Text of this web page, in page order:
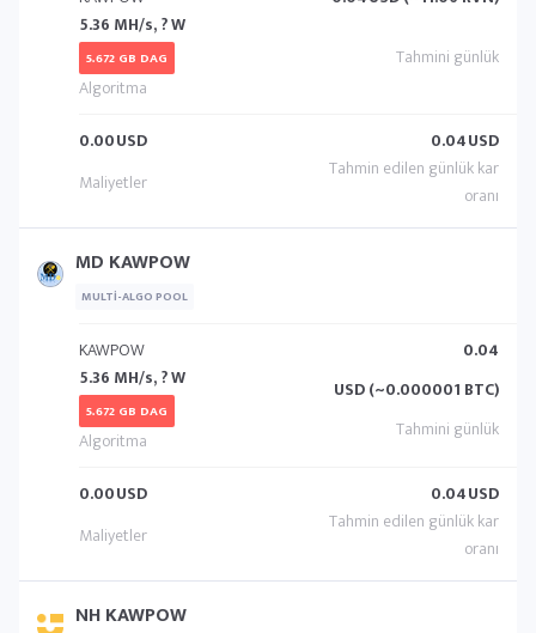
5.36 MH/s, ? W
5.672 GB DAG
0.00USD 0.04USD
MD KAWPOW
MULTI-ALGO POOL
KAWPOW
5.36 MH/s, ? W
5.672 GB DAG
0.04
USD (~0.000001 BTC)
0.00USD 0.04USD
NH KAWPOW